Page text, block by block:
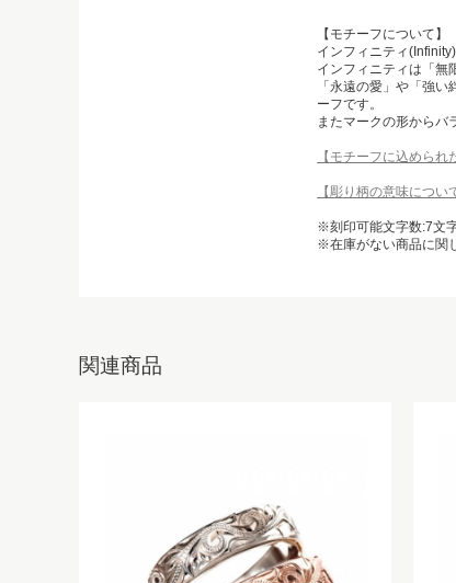
【モチーフについて】
インフィニティ(Infinity)
インフィニティは「無
「永遠の愛」や「強
ーフです。
またマークの形からバ
【モチーフに込められ
【彫り柄の意味につい
※刻印可能文字数:7文
※在庫がない商品に関
関連商品